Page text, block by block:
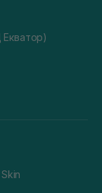
Екватор)